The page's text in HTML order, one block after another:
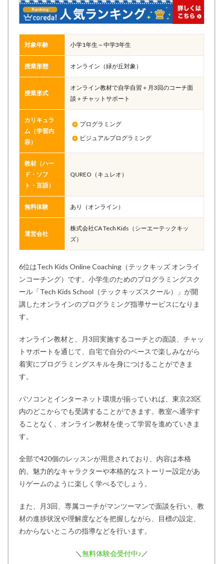
対象年齢 小学1年生～中学3年生
授業形態 オンライン（緑が丘対象）
授業形式
オンライン教材で自学自習＋月3回のコーチ面
談＋チャットサポート
カリキュラ
ム（学習内
容）
プログラミング
ビジュアルプログラミング
教材（ハー
ド・ソフ
ト・言語）
QUREO（キュレオ）
無料体験 あり（オンライン）
運営会社
株式会社CA Tech Kids（シーエーテックキッ
ズ）
6位はTech Kids Online Coaching（テックキッズ オンライ
ンコーチング）です。小学生のためのプログラミングスク
ール「Tech Kids School（テックキッズスクール）」が開
講したオンラインのプログラミング指導サービスになりま
す。
オンライン教材と、月3回実施するコーチとの面談、チャッ
トサポートを通じて、自宅で自分のペースで楽しみながら
着実にプログラミングスキルを身につけることができま
す。
パソコンとインターネット環境が揃っていれば、東京23区
内のどこからでも受講することができます。教室へ通学す
ることなく、オンライン教材を使って学習を進めていきま
す。
全部で420個のレッスンが用意されており、内容は本格
的。魅力的なキャラクターや本格的なストーリー設定があ
りゲームのように楽しく学べるでしょう。
また、月3回、専属コーチがマンツーマンで面談を行い、教
材の進捗状況や理解度などを把握しながら、目標の設定、
わからないところの指導などを行います。
＼ 無料体験会受付中♪ ／